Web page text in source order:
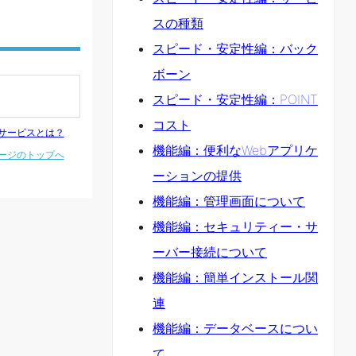
ービスとは？
ジのトップへ
スの種類
スピード・安定性編：バック
ボーン
スピード・安定性編：POINT
コスト
機能編：便利なWebアプリケ
ーションの提供
機能編：管理画面について
機能編：セキュリティー・サ
ーバー接続について
機能編：簡単インストール関
連
機能編：データベースについ